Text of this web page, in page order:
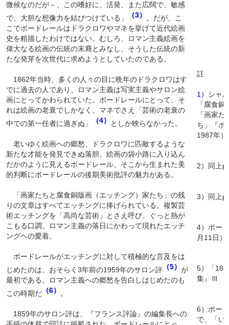
微候なのだが－、この嗜好に、活発、また広闊で、敏感
で、大胆な想像力を結びつけている」
（3）
。だが、こ
こでボードレールはドラクロワやマネを挙げて近代絵画
史を粗描したわけではない。むしろ、ロマン主義絵画を
偉大なる絵画の伝統の末裔とみなし、そうした伝統の新
たな発芽を次世代に求めようとしていたのである。
1862年当時、多くの人々の目に晩年のドラクロワはす
でに過去の人であり、ロマン主義は写実主義やサロン絵
画にとってかわられていた。ボードレールにとって、そ
れは絵画の老衰でしかなく、マネでさえ「芸術の老衰の
中での第一任者に過ぎぬ」
（4） としか映らなかった。
老いゆく絵画への郷愁、ドラクロワに匹敵するような
新たな才能を発見できぬ落胆。絵画の袋小路に入り込ん
だかのように見えるボードレール。そこから生まれた美
的判断にボードレールの後期美術批評の魅力がある。
「画家たちと腐食銅版画（エッチング）家たち」の残
りの文章はすべてエッチングに捧げられている。複製芸
術エッチングを「高尚な芸術」とさえ呼び、ぐっと熱が
こもる口調。ロマン主義の落日にかわって現れたエッチ
ングヘの愛着。
ボードレールがエッチングに対して積極的な言及をは
じめたのは、おそらく3年前の1959年のサロン評 （5） が
最初である。ロマン主義への郷愁を告白しはじめたのも
この時期だ （6） 。
1859年のサロン評は、『フランス評論』の編集長への
註
1） シャ
「腐食
「画家
ち」『
1987年
2）同上p
3）同上p
4）ボー
月11日
5）「
集』Ⅲ
6）ボー
で、「い